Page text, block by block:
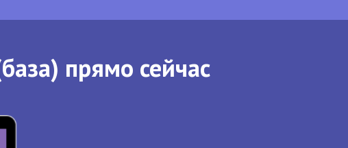
прямо сейчас